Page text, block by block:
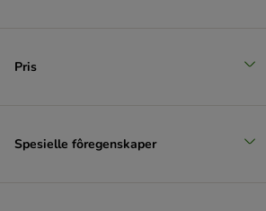
Pris
Spesielle fôregenskaper